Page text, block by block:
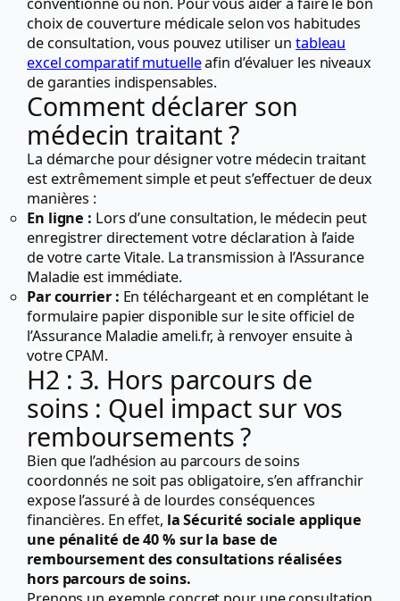
choix de couverture médicale selon vos habitudes
de consultation, vous pouvez utiliser un tableau
excel comparatif mutuelleafin d’évaluer les niveaux
de garanties indispensables.
Comment déclarer son
médecin traitant ?
La démarche pour désigner votre médecin traitant
est extrêmement simple et peut s’effectuer de deux
manières :
En ligne : Lors d’une consultation, le médecin peut
enregistrer directement votre déclaration à l’aide
de votre carte Vitale. La transmission à l’Assurance
Maladie est immédiate.
Par courrier : En téléchargeant et en complétant le
formulaire papier disponible sur le site officiel de
l’Assurance Maladie ameli.fr, à renvoyer ensuite à
votre CPAM.
H2 : 3. Hors parcours de
soins : Quel impact sur vos
remboursements ?
Bien que l’adhésion au parcours de soins
coordonnés ne soit pas obligatoire, s’en affranchir
expose l’assuré à de lourdes conséquences
financières. En effet, la Sécurité sociale applique
une pénalité de 40 % sur la base de
remboursement des consultations réalisées
hors parcours de soins.